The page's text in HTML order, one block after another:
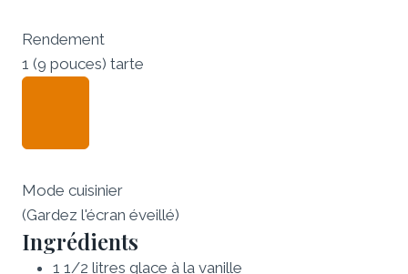
Rendement
1 (9 pouces) tarte
Mode cuisinier
(Gardez l'écran éveillé)
Ingrédients
1 1/2 litres glace à la vanille